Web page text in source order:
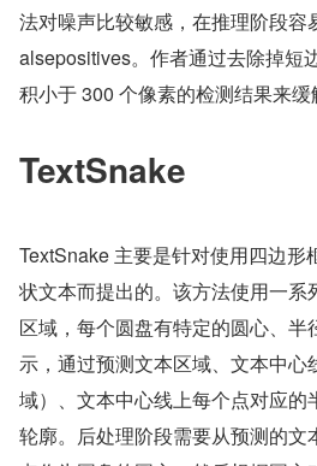
法对噪声比较敏感，在推理阶段容
alsepositives。作者通过去除掉短
积小于 300 个像素的检测结果来缓
TextSnake
TextSnake 主要是针对使用四边
状文本而提出的。该方法使用一系
区域，每个圆盘有特定的圆心、半
示，通过预测文本区域、文本中心
域）、文本中心线上每个点对应的
轮廓。后处理阶段需要从预测的文